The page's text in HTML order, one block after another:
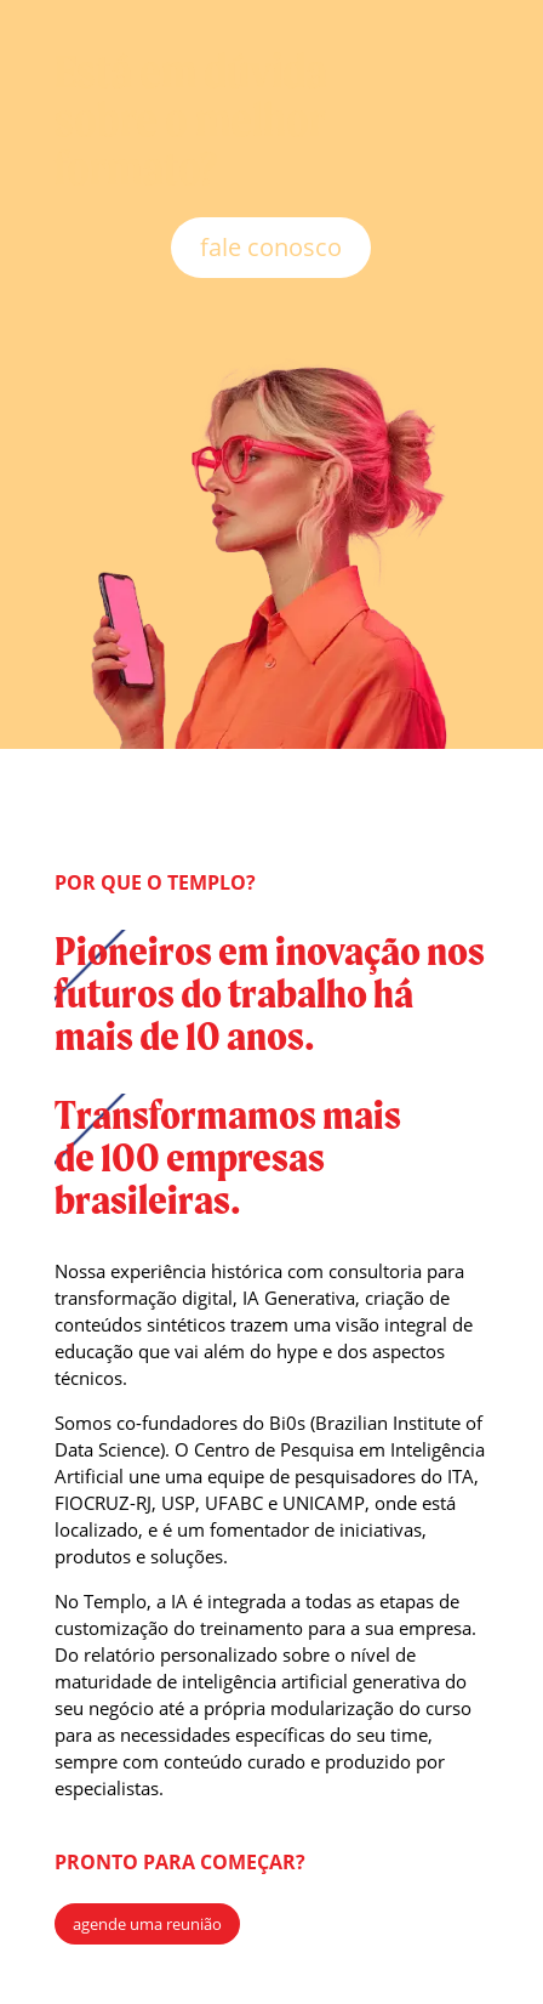
fale conosco
POR QUE O TEMPLO?
Pioneiros em inovação nos
futuros do trabalho há
mais de 10 anos.
Transformamos mais
de 100 empresas
brasileiras.
Nossa experiência histórica com consultoria para
transformação digital, IA Generativa, criação de
conteúdos sintéticos trazem uma visão integral de
educação que vai além do hype e dos aspectos
técnicos.
Somos co-fundadores do Bi0s (Brazilian Institute of
Data Science). O Centro de Pesquisa em Inteligência
Artificial une uma equipe de pesquisadores do ITA,
FIOCRUZ-RJ, USP, UFABC e UNICAMP, onde está
localizado, e é um fomentador de iniciativas,
produtos e soluções.
No Templo, a IA é integrada a todas as etapas de
customização do treinamento para a sua empresa.
Do relatório personalizado sobre o nível de
maturidade de inteligência artificial generativa do
seu negócio até a própria modularização do curso
para as necessidades específicas do seu time,
sempre com conteúdo curado e produzido por
especialistas.
PRONTO PARA COMEÇAR?
agende uma reunião